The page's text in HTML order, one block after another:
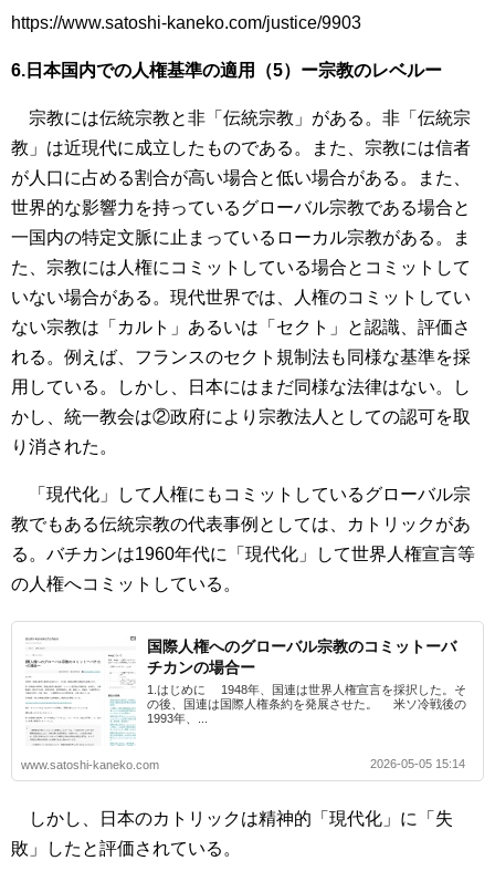
https://www.satoshi-kaneko.com/justice/9903
6.日本国内での人権基準の適用（5）ー宗教のレベルー
宗教には伝統宗教と非「伝統宗教」がある。非「伝統宗
教」は近現代に成立したものである。また、宗教には信者
が人口に占める割合が高い場合と低い場合がある。また、
世界的な影響力を持っているグローバル宗教である場合と
一国内の特定文脈に止まっているローカル宗教がある。ま
た、宗教には人権にコミットしている場合とコミットして
いない場合がある。現代世界では、人権のコミットしてい
ない宗教は「カルト」あるいは「セクト」と認識、評価さ
れる。例えば、フランスのセクト規制法も同様な基準を採
用している。しかし、日本にはまだ同様な法律はない。し
かし、統一教会は②政府により宗教法人としての認可を取
り消された。
「現代化」して人権にもコミットしているグローバル宗
教でもある伝統宗教の代表事例としては、カトリックがあ
る。バチカンは1960年代に「現代化」して世界人権宣言等
の人権へコミットしている。
国際人権へのグローバル宗教のコミットーバ
チカンの場合ー
1.はじめに 1948年、国連は世界人権宣言を採択した。そ
の後、国連は国際人権条約を発展させた。 米ソ冷戦後の
1993年、...
www.satoshi-kaneko.com 2026-05-05 15:14
しかし、日本のカトリックは精神的「現代化」に「失
敗」したと評価されている。